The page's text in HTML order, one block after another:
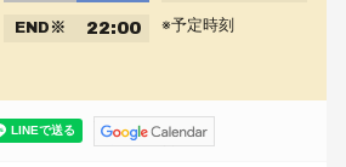
END ※ 22:00 ※予定時刻